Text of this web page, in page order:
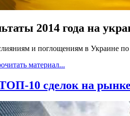
2014 года на
и поглощениям в Украине
материал...
10 сделок на